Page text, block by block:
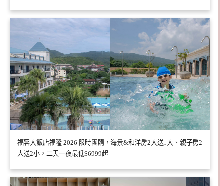
福容大飯店福隆 2026 限時團購，海景&和洋房2大送1大、親子房2
大送2小，二天一夜最低$6999起